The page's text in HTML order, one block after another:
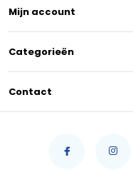
Mijn account
Categorieën
Contact